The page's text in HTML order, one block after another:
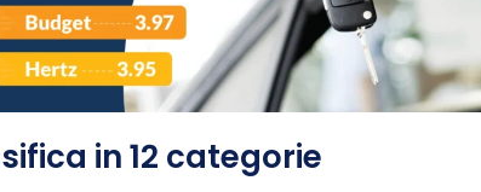
in 12 categorie